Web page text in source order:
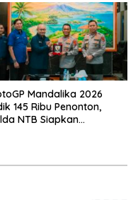
Mandalika 2026
145 Ribu Penonton,
NTB Siapkan